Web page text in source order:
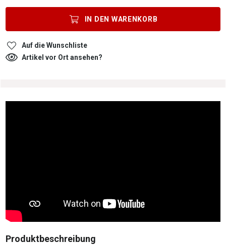
IN DEN WARENKORB
Auf die Wunschliste
Artikel vor Ort ansehen?
Produktbeschreibung